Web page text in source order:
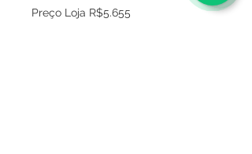
Preço Loja R$5.655